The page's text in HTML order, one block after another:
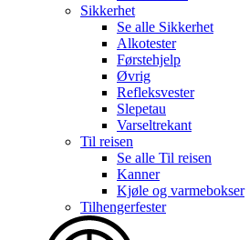
Sikkerhet
Se alle Sikkerhet
Alkotester
Førstehjelp
Øvrig
Refleksvester
Slepetau
Varseltrekant
Til reisen
Se alle Til reisen
Kanner
Kjøle og varmebokser
Tilhengerfester